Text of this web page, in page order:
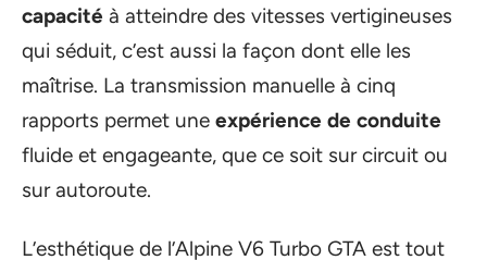
capacité à atteindre des vitesses vertigineuses
qui séduit, c’est aussi la façon dont elle les
maîtrise. La transmission manuelle à cinq
rapports permet une expérience de conduite
fluide et engageante, que ce soit sur circuit ou
sur autoroute.
L’esthétique de l’Alpine V6 Turbo GTA est tout